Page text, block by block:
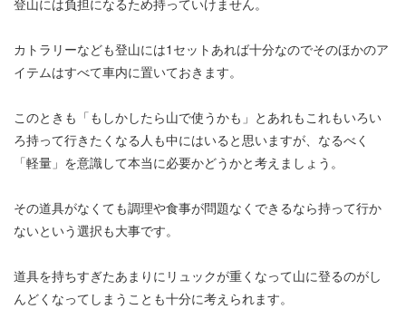
登山には負担になるため持っていけません。
カトラリーなども登山には1セットあれば十分なのでそのほかのア
イテムはすべて車内に置いておきます。
このときも「もしかしたら山で使うかも」とあれもこれもいろい
ろ持って行きたくなる人も中にはいると思いますが、なるべく
「軽量」を意識して本当に必要かどうかと考えましょう。
その道具がなくても調理や食事が問題なくできるなら持って行か
ないという選択も大事です。
道具を持ちすぎたあまりにリュックが重くなって山に登るのがし
んどくなってしまうことも十分に考えられます。